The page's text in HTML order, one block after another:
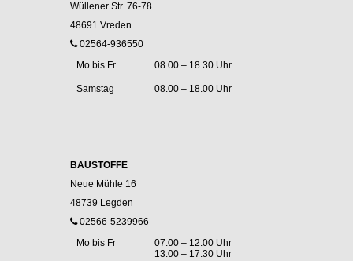
Wüllener Str. 76-78
48691 Vreden
02564-936550
Mo bis Fr
08.00 – 18.30 Uhr
Samstag 08.00 – 18.00 Uhr
BAUSTOFFE
Neue Mühle 16
48739 Legden
02566-5239966
Mo bis Fr
07.00 – 12.00 Uhr
13.00 – 17.30 Uhr